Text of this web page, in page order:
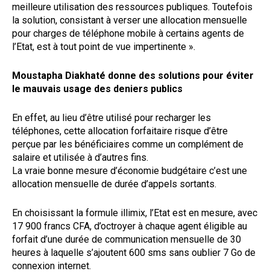
meilleure utilisation des ressources publiques. Toutefois
la solution, consistant à verser une allocation mensuelle
pour charges de téléphone mobile à certains agents de
l’Etat, est à tout point de vue impertinente ».
Moustapha Diakhaté donne des solutions pour éviter
le mauvais usage des deniers publics
En effet, au lieu d’être utilisé pour recharger les
téléphones, cette allocation forfaitaire risque d’être
perçue par les bénéficiaires comme un complément de
salaire et utilisée à d’autres fins.
La vraie bonne mesure d’économie budgétaire c’est une
allocation mensuelle de durée d’appels sortants.
En choisissant la formule illimix, l’Etat est en mesure, avec
17 900 francs CFA, d’octroyer à chaque agent éligible au
forfait d’une durée de communication mensuelle de 30
heures à laquelle s’ajoutent 600 sms sans oublier 7 Go de
connexion internet.